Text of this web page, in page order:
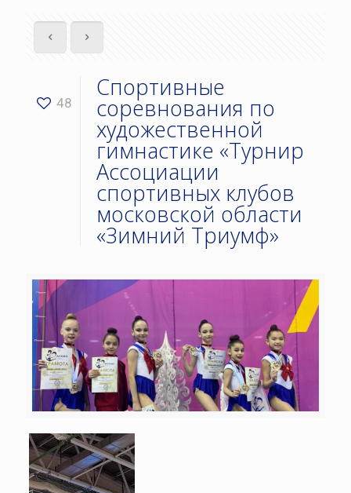
48
Спортивные
соревнования по
художественной
гимнастике «Турнир
Ассоциации
спортивных клубов
московской области
«Зимний Триумф»